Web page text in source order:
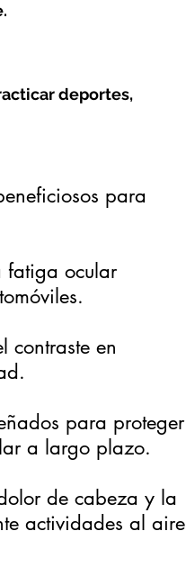
deportes,
para
fatiga ocular
contraste en
para proteger
a largo plazo.
de cabeza y la
actividades al aire